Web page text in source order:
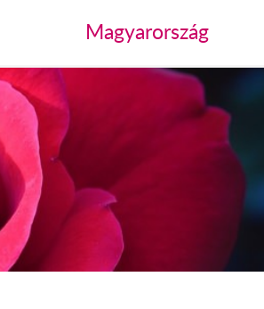
Magyarország